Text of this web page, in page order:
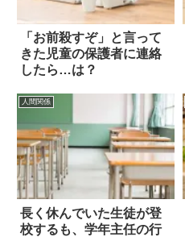
「お前殺すぞ」と言って
きた児童の保護者に連絡
したら…は？
人間関係
長く休んでいた生徒が登
校するも、学年主任の行